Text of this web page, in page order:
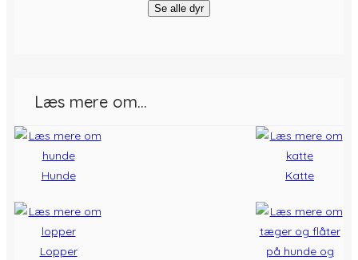
Se alle dyr
Læs mere om…
Hunde Katte
Lopper